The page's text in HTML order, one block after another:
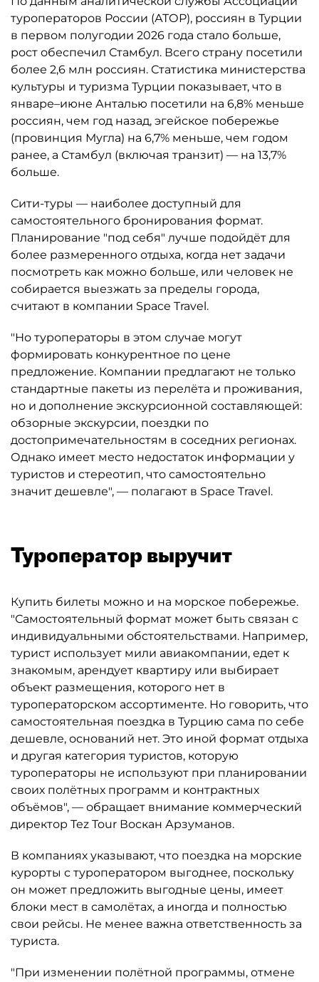
туроператоров России (АТОР), россиян в Турции
в первом полугодии 2026 года стало больше,
рост обеспечил Стамбул. Всего страну посетили
более 2,6 млн россиян. Статистика министерства
культуры и туризма Турции показывает, что в
январе–июне Анталью посетили на 6,8% меньше
россиян, чем год назад, эгейское побережье
(провинция Мугла) на 6,7% меньше, чем годом
ранее, а Стамбул (включая транзит) — на 13,7%
больше.
Сити-туры — наиболее доступный для
самостоятельного бронирования формат.
Планирование "под себя" лучше подойдёт для
более размеренного отдыха, когда нет задачи
посмотреть как можно больше, или человек не
собирается выезжать за пределы города,
считают в компании Space Travel.
"Но туроператоры в этом случае могут
формировать конкурентное по цене
предложение. Компании предлагают не только
стандартные пакеты из перелёта и проживания,
но и дополнение экскурсионной составляющей:
обзорные экскурсии, поездки по
достопримечательностям в соседних регионах.
Однако имеет место недостаток информации у
туристов и стереотип, что самостоятельно
значит дешевле", — полагают в Space Travel.
Туроператор выручит
Купить билеты можно и на морское побережье.
"Самостоятельный формат может быть связан с
индивидуальными обстоятельствами. Например,
турист использует мили авиакомпании, едет к
знакомым, арендует квартиру или выбирает
объект размещения, которого нет в
туроператорском ассортименте. Но говорить, что
самостоятельная поездка в Турцию сама по себе
дешевле, оснований нет. Это иной формат отдыха
и другая категория туристов, которую
туроператоры не используют при планировании
своих полётных программ и контрактных
объёмов", — обращает внимание коммерческий
директор Tez Tour Воскан Арзуманов.
В компаниях указывают, что поездка на морские
курорты с туроператором выгоднее, поскольку
он может предложить выгодные цены, имеет
блоки мест в самолётах, а иногда и полностью
свои рейсы. Не менее важна ответственность за
туриста.
"При изменении полётной программы, отмене